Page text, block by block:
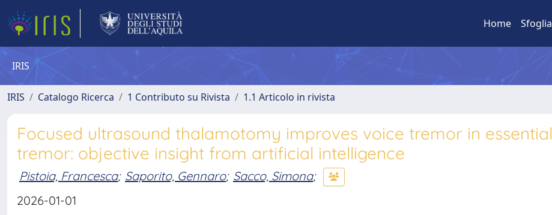
Home Sfoglia
IRIS
IRIS Catalogo Ricerca 1 Contributo su Rivista 1.1 Articolo in rivista
Focused ultrasound thalamotomy improves voice tremor in essential
tremor: objective insight from artificial intelligence
Pistoia, Francesca; Saporito, Gennaro; Sacco, Simona;
2026-01-01